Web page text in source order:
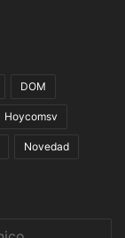
DOM
Hoycomsv
Novedad